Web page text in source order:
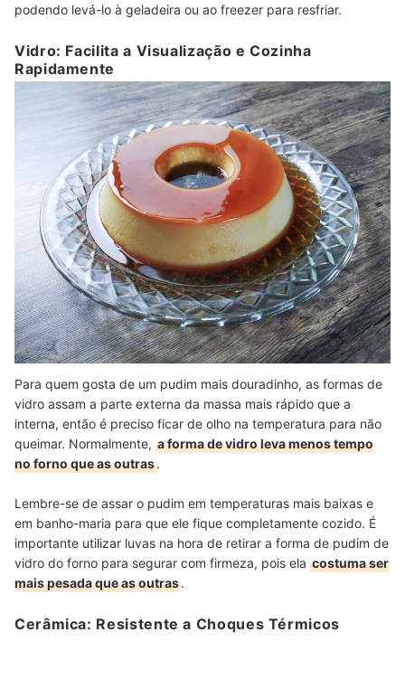
podendo levá-lo à geladeira ou ao freezer para resfriar.
Vidro: Facilita a Visualização e Cozinha
Rapidamente
Para quem gosta de um pudim mais douradinho, as formas de
vidro assam a parte externa da massa mais rápido que a
interna, então é preciso ficar de olho na temperatura para não
queimar. Normalmente, a forma de vidro leva menos tempo
no forno que as outras.
Lembre-se de assar o pudim em temperaturas mais baixas e
em banho-maria para que ele fique completamente cozido. É
importante utilizar luvas na hora de retirar a forma de pudim de
vidro do forno para segurar com firmeza, pois ela costuma ser
mais pesada que as outras.
Cerâmica: Resistente a Choques Térmicos